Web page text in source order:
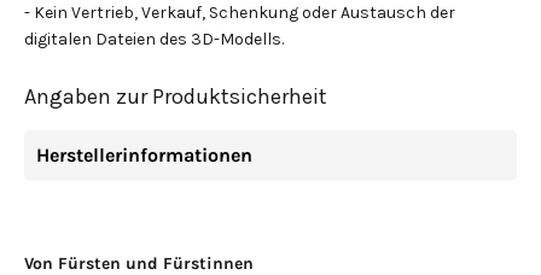
- Kein Vertrieb, Verkauf, Schenkung oder Austausch der
digitalen Dateien des 3D-Modells.
Angaben zur Produktsicherheit
Herstellerinformationen
Von Fürsten und Fürstinnen